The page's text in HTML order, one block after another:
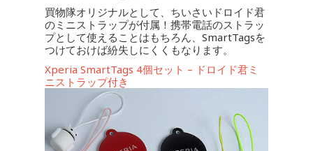
買物隊オリジナルとして、ちいさいドロイド君
のミニストラップが付属！携帯電話のストラッ
プとして使えることはもちろん、SmartTagsを
つけておけば紛失しにくくもなります。
Xperia SmartTags 4個セット – ドロイド君ミ
ニストラップ付き